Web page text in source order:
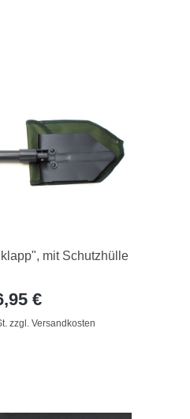
mit Schutzhülle
€
zzgl. Versandkosten